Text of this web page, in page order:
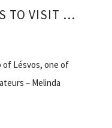
BEST GREEK ISLANDS TO VISIT IN AUGUST
Lésvos, one of
– Melinda